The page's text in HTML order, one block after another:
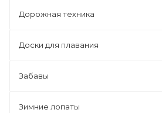
Дорожная техника
Доски для плавания
Забавы
Зимние лопаты